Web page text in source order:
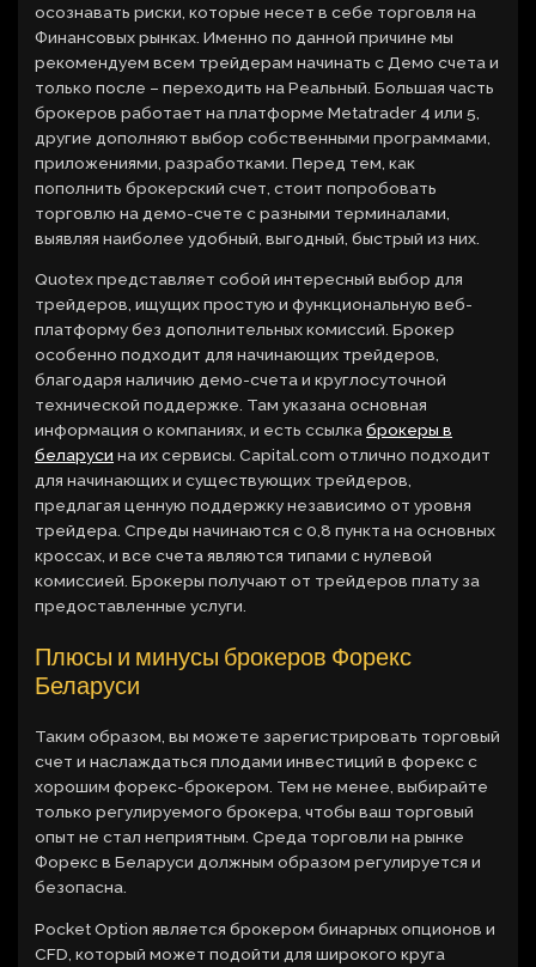
осознавать риски, которые несет в себе торговля на
Финансовых рынках. Именно по данной причине мы
рекомендуем всем трейдерам начинать с Демо счета и
только после – переходить на Реальный. Большая часть
брокеров работает на платформе Metatrader 4 или 5,
другие дополняют выбор собственными программами,
приложениями, разработками. Перед тем, как
пополнить брокерский счет, стоит попробовать
торговлю на демо-счете с разными терминалами,
выявляя наиболее удобный, выгодный, быстрый из них.
Quotex представляет собой интересный выбор для
трейдеров, ищущих простую и функциональную веб-
платформу без дополнительных комиссий. Брокер
особенно подходит для начинающих трейдеров,
благодаря наличию демо-счета и круглосуточной
технической поддержке. Там указана основная
информация о компаниях, и есть ссылкаброкеры в
беларуси на их сервисы. Capital.com отлично подходит
для начинающих и существующих трейдеров,
предлагая ценную поддержку независимо от уровня
трейдера. Спреды начинаются с 0,8 пункта на основных
кроссах, и все счета являются типами с нулевой
комиссией. Брокеры получают от трейдеров плату за
предоставленные услуги.
Плюсы и минусы брокеров Форекс
Беларуси
Таким образом, вы можете зарегистрировать торговый
счет и наслаждаться плодами инвестиций в форекс с
хорошим форекс-брокером. Тем не менее, выбирайте
только регулируемого брокера, чтобы ваш торговый
опыт не стал неприятным. Среда торговли на рынке
Форекс в Беларуси должным образом регулируется и
безопасна.
Pocket Option является брокером бинарных опционов и
CFD, который может подойти для широкого круга